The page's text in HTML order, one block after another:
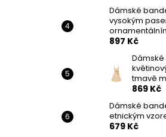
Dámské
vysokým
897 Kč
Dámské
tmavě
869 Kč
Dámské
etnickým
679 Kč